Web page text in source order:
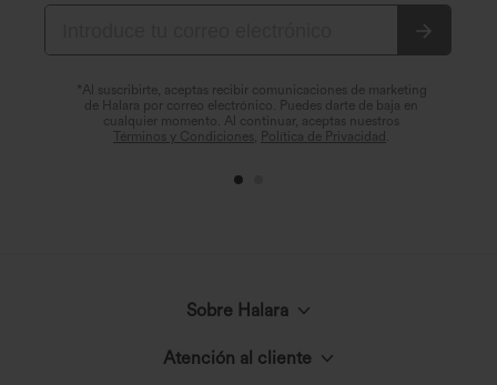
*Al suscribirte, aceptas recibir comunicaciones de marketing
de Halara por correo electrónico. Puedes darte de baja en
cualquier momento. Al continuar, aceptas nuestros
Términos y Condiciones , Política de Privacidad .
Sobre Halara
Atención al cliente